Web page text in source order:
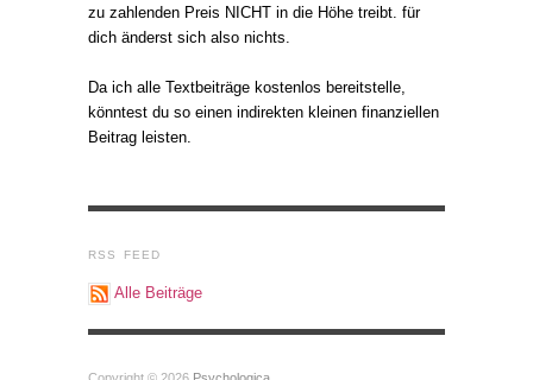
zu zahlenden Preis NICHT in die Höhe treibt. für
dich änderst sich also nichts.
Da ich alle Textbeiträge kostenlos bereitstelle,
könntest du so einen indirekten kleinen finanziellen
Beitrag leisten.
RSS FEED
Alle Beiträge